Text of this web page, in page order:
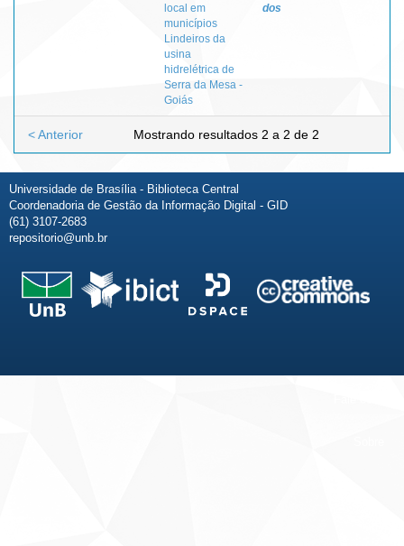
local em
municípios
Lindeiros da
usina
hidrelétrica de
Serra da Mesa -
Goiás
dos
Mostrando resultados 2 a 2 de 2
< Anterior
Universidade de Brasília - Biblioteca Central
Coordenadoria de Gestão da Informação Digital - GID
(61) 3107-2683
repositorio@unb.br